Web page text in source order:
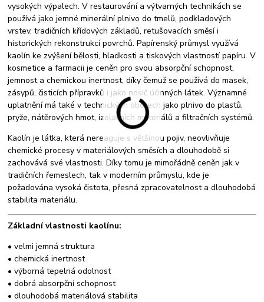
vysokých výpalech. V restaurování a výtvarných technikách se
používá jako jemné minerální plnivo do tmelů, podkladových
vrstev, tradičních křídových základů, retušovacích směsí i
historických rekonstrukcí povrchů. Papírenský průmysl využívá
kaolín ke zvýšení bělosti, hladkosti a tiskových vlastností papíru. V
kosmetice a farmacii je ceněn pro svou absorpční schopnost,
jemnost a chemickou inertnost, díky čemuž se používá do masek,
zásypů, čisticích přípravků i jako nosič účinných látek. Významné
uplatnění má také v technických oborech jako plnivo do plastů,
pryže, nátěrových hmot, izolačních materiálů a filtračních systémů.
Kaolín je látka, která nereaguje s většinou pojiv, neovlivňuje
chemické procesy v materiálových směsích a dlouhodobě si
zachovává své vlastnosti. Díky tomu je mimořádně ceněn jak v
tradičních řemeslech, tak v moderním průmyslu, kde je
požadována vysoká čistota, přesná zpracovatelnost a dlouhodobá
stabilita materiálu.
Základní vlastnosti kaolínu:
• velmi jemná struktura
• chemická inertnost
• výborná tepelná odolnost
• dobrá absorpční schopnost
• dlouhodobá materiálová stabilita